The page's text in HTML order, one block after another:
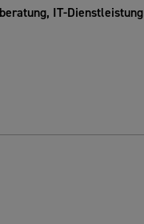
IT-Dienstleistung